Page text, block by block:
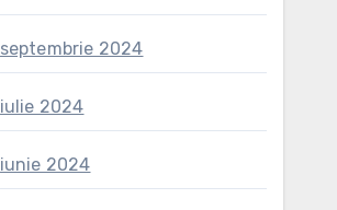
septembrie 2024
iulie 2024
iunie 2024